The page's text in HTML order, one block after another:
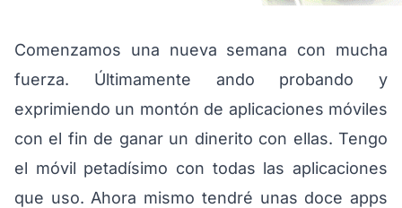
Comenzamos una nueva semana con mucha
fuerza. Últimamente ando probando y
exprimiendo un montón de aplicaciones móviles
con el fin de ganar un dinerito con ellas. Tengo
el móvil petadísimo con todas las aplicaciones
que uso. Ahora mismo tendré unas doce apps